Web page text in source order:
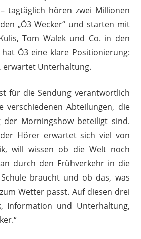
tagtäglich hören zwei Millionen
„Ö3 Wecker“ und starten mit
Tom Walek und Co. in den
hat Ö3 eine klare Positionierung:
erwartet Unterhaltung.
für die Sendung verantwortlich
verschiedenen Abteilungen, die
der Morningshow beteiligt sind.
Hörer erwartet sich viel von
will wissen ob die Welt noch
durch den Frühverkehr in die
braucht und ob das, was
Wetter passt. Auf diesen drei
Information und Unterhaltung,